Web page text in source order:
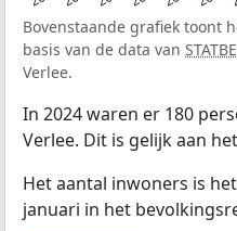
Bovenstaande grafiek toont
basis van de data van
Verlee.
In 2024 waren er 180
Verlee. Dit is gelijk aan
Het aantal inwoners is
januari in het